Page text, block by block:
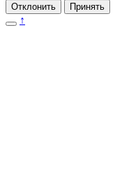
Отклонить Принять
↑